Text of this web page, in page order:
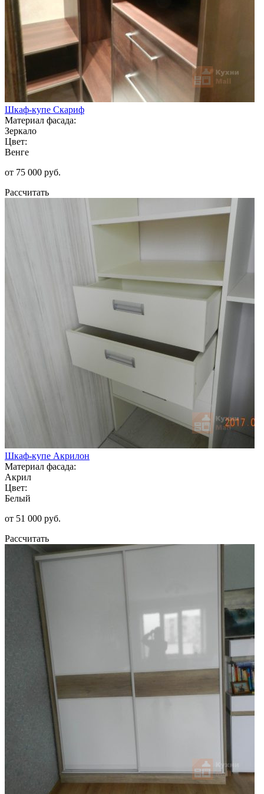
Шкаф-купе Скариф
Материал фасада:
Зеркало
Цвет:
Венге
от 75 000 руб.
Рассчитать
Шкаф-купе Акрилон
Материал фасада:
Акрил
Цвет:
Белый
от 51 000 руб.
Рассчитать